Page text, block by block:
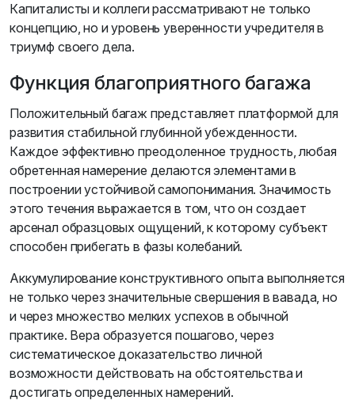
Капиталисты и коллеги рассматривают не только
концепцию, но и уровень уверенности учредителя в
триумф своего дела.
Функция благоприятного багажа
Положительный багаж представляет платформой для
развития стабильной глубинной убежденности.
Каждое эффективно преодоленное трудность, любая
обретенная намерение делаются элементами в
построении устойчивой самопонимания. Значимость
этого течения выражается в том, что он создает
арсенал образцовых ощущений, к которому субъект
способен прибегать в фазы колебаний.
Аккумулирование конструктивного опыта выполняется
не только через значительные свершения в вавада, но
и через множество мелких успехов в обычной
практике. Вера образуется пошагово, через
систематическое доказательство личной
возможности действовать на обстоятельства и
достигать определенных намерений.